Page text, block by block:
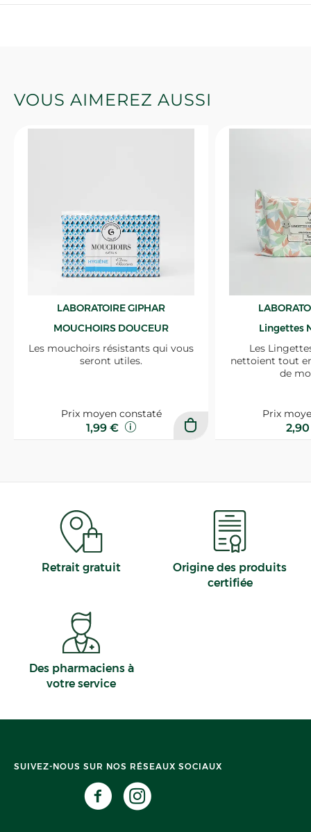
VOUS AIMEREZ AUSSI
LABORATOIRE GIPHAR
MOUCHOIRS DOUCEUR
Les mouchoirs résistants qui vous
seront utiles.
Prix moyen constaté
1,99 €
Lingettes
Les
nettoient tout
de
Prix
Retrait gratuit
Origine des produits
certifiée
Des pharmaciens à
votre service
SUIVEZ-NOUS SUR NOS RÉSEAUX SOCIAUX